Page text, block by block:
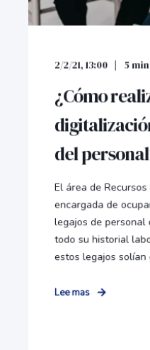
2/2/21, 13:00 5
¿Cómo
del
El área de
encargada de
legajos de personal
todo su historial
estos legajos solían
Lee mas